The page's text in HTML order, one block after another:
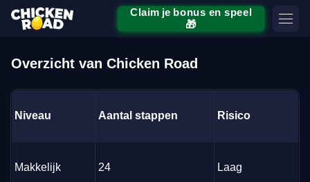
Claim je bonus en speel
🎁
Overzicht van Chicken Road
Niveau Aantal stappen Risico
Makkelijk 24 Laag